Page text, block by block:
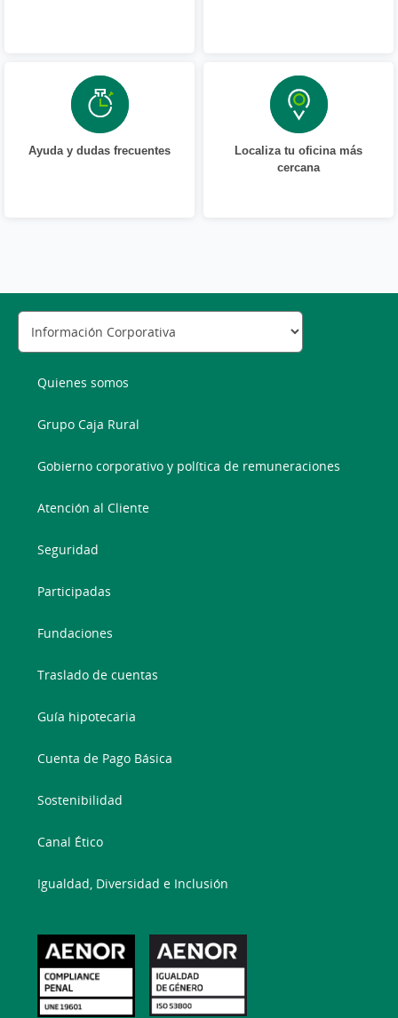
Ayuda y dudas frecuentes
Localiza tu oficina más
cercana
Quienes somos
Grupo Caja Rural
Gobierno corporativo y política de remuneraciones
Atención al Cliente
Seguridad
Participadas
Fundaciones
Traslado de cuentas
Guía hipotecaria
Cuenta de Pago Básica
Sostenibilidad
Canal Ético
Igualdad, Diversidad e Inclusión